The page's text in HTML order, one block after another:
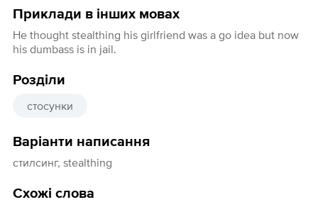
Приклади в інших мовах
He thought stealthing his girlfriend was a go idea but now
his dumbass is in jail.
Розділи
стосунки
Варіанти написання
стилсинг, stealthing
Схожі слова